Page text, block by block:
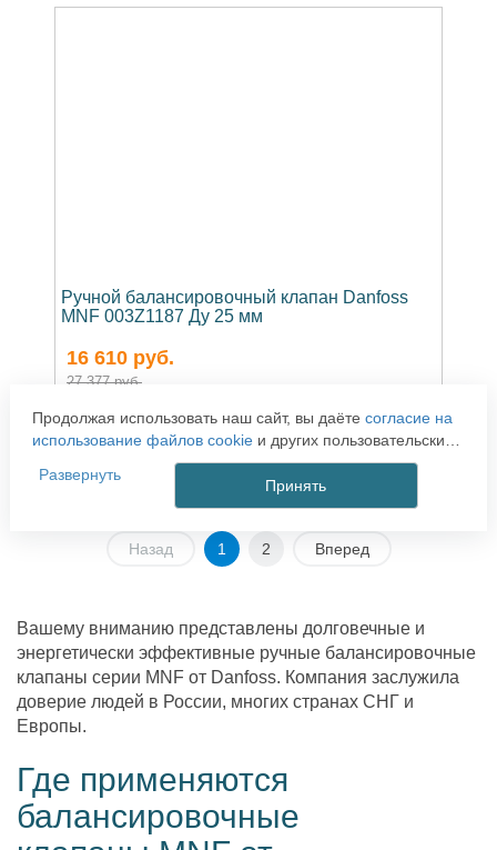
Ручной балансировочный клапан Danfoss
MNF 003Z1187 Ду 25 мм
16 610 руб.
27 377 руб.
- + КУПИТЬ
Назад 1 2 Вперед
Вашему вниманию представлены долговечные и
энергетически эффективные ручные балансировочные
клапаны серии MNF от Danfoss. Компания заслужила
доверие людей в России, многих странах СНГ и
Европы.
Где применяются
балансировочные
Продолжая использовать наш сайт, вы даёте согласие на
использование файлов cookieи других пользовательских
данных (включая IP-адрес, сведения о местоположении,
устройстве, действиях на сайте и т. п.) для
функционирования сайта, проведения статистических
исследований, ретаргетинга и использования систем
аналитики (например, Яндекс.Метрика), в соответствии с
Развернуть
Принять